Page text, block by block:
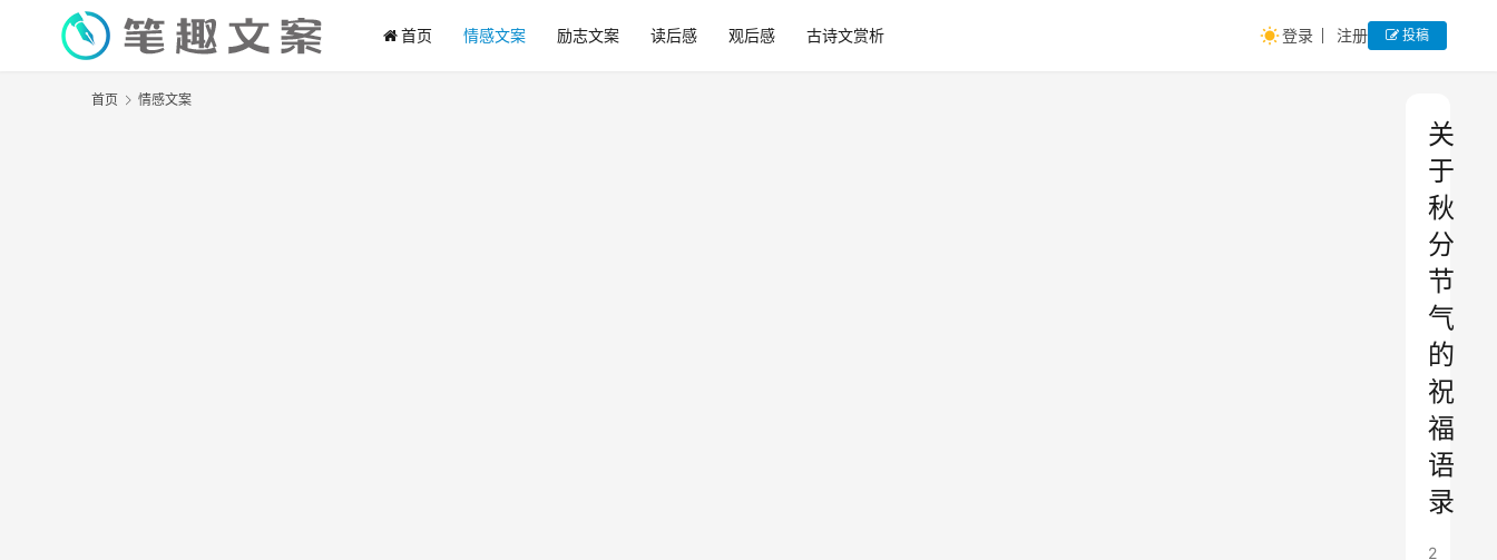
首页 情感文案 励志文案 读后感 观后感 古诗文赏析 登录 注册 投稿
首页 情感文案
关
于
秋
分
节
气
的
祝
福
语
录
2